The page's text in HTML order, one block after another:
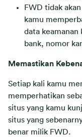
FWD tidak
kamu
data
bank, nomor
Memastikan
Setiap kali kamu
memperhatikan
situs yang kamu
situs yang
benar milik FWD.